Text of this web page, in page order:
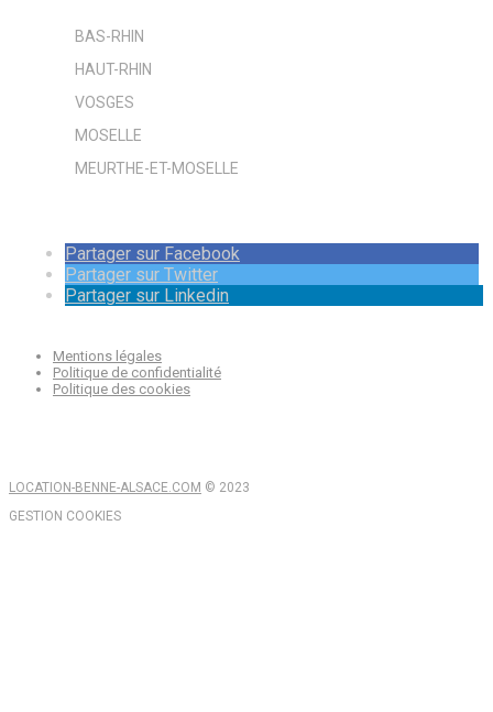
BAS-RHIN
HAUT-RHIN
VOSGES
MOSELLE
MEURTHE-ET-MOSELLE
Partager sur Facebook
Partager sur Twitter
Partager sur Linkedin
Mentions légales
Politique de confidentialité
Politique des cookies
LOCATION-BENNE-ALSACE.COM © 2023
GESTION COOKIES